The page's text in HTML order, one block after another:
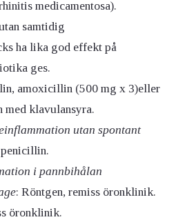
medicamentosa).
samtidig
ha lika god effekt på
ges.
amoxicillin (500 mg x 3)eller
klavulansyra.
utan spontant
i pannbihålan
: Röntgen, remiss öronklinik.
öronklinik.